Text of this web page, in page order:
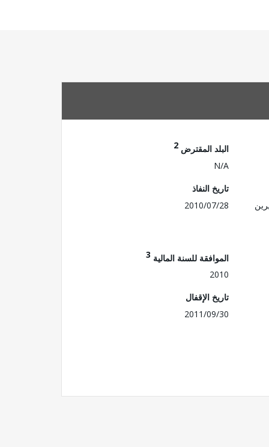
البلد المقترض 2
N/A
تاريخ النفاذ
2010/07/28
الموافقة للسنة المالية 3
2010
تاريخ الإقفال
2011/09/30